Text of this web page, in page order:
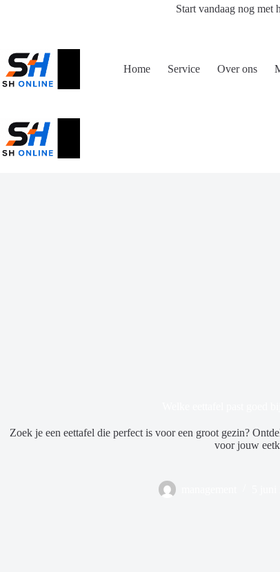
Start vandaag nog
Home Service Over ons
Zoek je een eettafel die perfect is voor een groot gezin?
voor jouw